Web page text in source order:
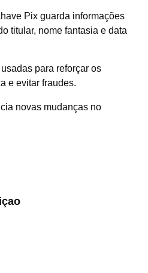
Pix guarda informações
titular, nome fantasia e data
para reforçar os
e evitar fraudes.
novas mudanças no